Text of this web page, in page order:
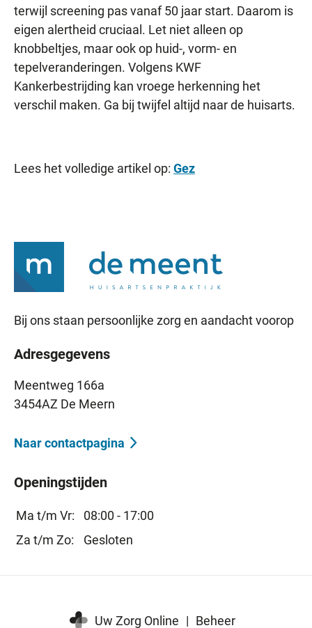
terwijl screening pas vanaf 50 jaar start. Daarom is
eigen alertheid cruciaal. Let niet alleen op
knobbeltjes, maar ook op huid-, vorm- en
tepelveranderingen. Volgens KWF
Kankerbestrijding kan vroege herkenning het
verschil maken. Ga bij twijfel altijd naar de huisarts.
Lees het volledige artikel op: Gez
Bij ons staan persoonlijke zorg en aandacht voorop
Adresgegevens
Meentweg 166a
3454AZ De Meern
Naar contactpagina
Openingstijden
Ma t/m Vr:
08:00 - 17:00
Za t/m Zo:
Gesloten
Uw Zorg Online | Beheer